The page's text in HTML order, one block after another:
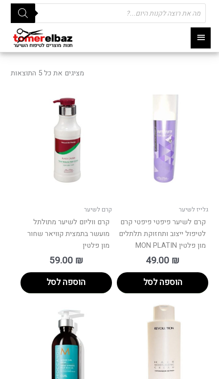
תפריט
ראשי
Products
search
מציגים את כל ⁦5⁩ התוצאות לפי
גלייז לשיער
קרם לשיער פיפטי פיפטי קרם
לטיפול ייצוב ותחזוקת תלתלים
מון פלטין MON PLATIN
49.00 ₪
הוספה לסל
קרם לשיער
קרם ווליום לשיער מתולתל
מועשר בתמצית קוויאר שחור
מון פלטין
59.00 ₪
הוספה לסל